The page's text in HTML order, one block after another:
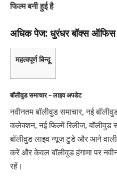
फिल्म बनी हुई है
अधिक पेज: धुरंधर बॉक्स ऑफिस
महत्वपूर्ण बिन्दू
बॉलीवुड समाचार – लाइव अपडेट
नवीनतम बॉलीवुड समाचार, नई
कलेक्शन, नई फिल्में रिलीज, बॉलीवुड
बॉलीवुड लाइव न्यूज टुडे और आने
करें और केवल बॉलीवुड हंगामा पर
रहें।